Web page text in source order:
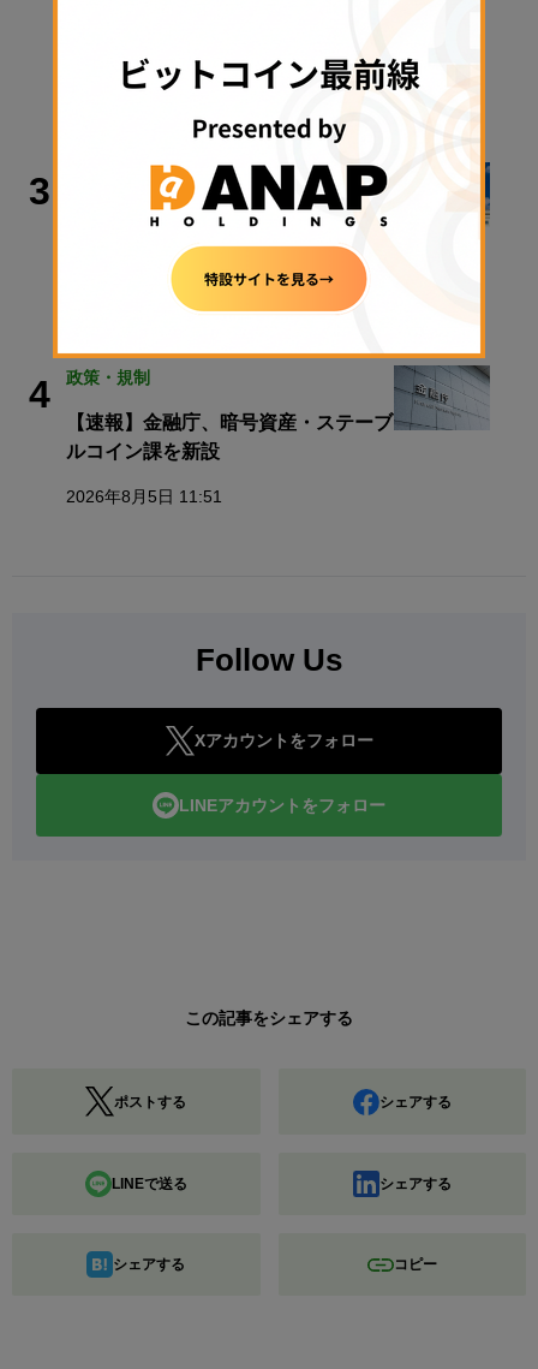
請【日曜日に読みたい厳選10本】
2026年8月9日 08:00
3
クラリティ法案、9月15日に審議入り
手続き採決可能に──米政府が日程公
4 政策・規制
【速報】金融庁、暗号資産・ステーブ
ルコイン課を新設
2026年8月5日 11:51
Follow Us
Xアカウントをフォロー
LINEアカウントをフォロー
この記事をシェアする
ポストする シェアする
LINEで送る シェアする
シェアする コピー